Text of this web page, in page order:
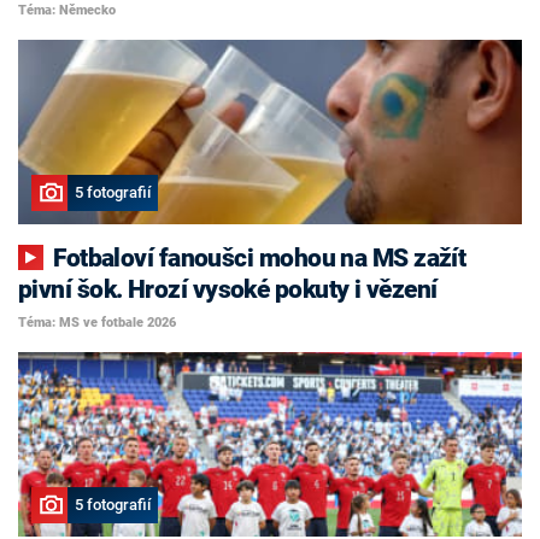
Téma: Německo
5 fotografií
pivní šok. Hrozí vysoké pokuty i vězení
Téma: MS ve fotbale 2026
5 fotografií